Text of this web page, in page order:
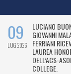
09
LUG 2026
LUCIANO
GIOVANNI
FERRIANI
LAUREA
DELL’ACS-
COLLEGE.